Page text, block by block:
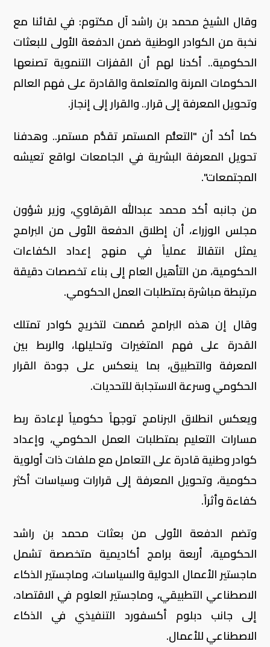
وقال الشيخ محمد بن راشد آل مكتوم: في لقائنا مع
نخبة من الكوادر الوطنية ضمن الدفعة الأولى للبعثات
الحكومية.. أكدنا لهم أن القفزات التنموية تصنعها
الحكومات المرنة والمتعلمة والقادرة على فهم العالم
وتحويل المعرفة إلى قرار.. والقرار إلى إنجاز.
كما أكد أن "التعلُّم المستمر تقدُّم مستمر.. وهدفنا
تحويل المعرفة البشرية في الجامعات لواقع تعيشه
المجتمعات".
من جانبه أكد محمد عبدالله القرقاوي، وزير شؤون
مجلس الوزراء، أن إطلاق الدفعة الأولى من البرامج
يمثل انتقالاً عملياً في منهج إعداد الكفاءات
الحكومية، من التأهيل العام إلى بناء تخصصات دقيقة
مرتبطة مباشرة بمتطلبات العمل الحكومي.
وقال إن هذه البرامج صُممت لتخريج كوادر تمتلك
القدرة على فهم المتغيرات وتحليلها، والربط بين
المعرفة والتطبيق، بما ينعكس على جودة القرار
الحكومي وسرعة الاستجابة للتحديات.
ويعكس انطلاق البرنامج توجهاً حكومياً لإعادة ربط
مسارات التعليم بمتطلبات العمل الحكومي، وإعداد
كوادر وطنية قادرة على التعامل مع ملفات ذات أولوية
حكومية، وتحويل المعرفة إلى قرارات وسياسات أكثر
كفاءة وأثراً.
وتضم الدفعة الأولى من بعثات محمد بن راشد
الحكومية، أربعة برامج أكاديمية متخصصة تشمل
ماجستير الأعمال الدولية والسياسات، وماجستير الذكاء
الاصطناعي التطبيقي، وماجستير العلوم في الاقتصاد،
إلى جانب دبلوم أكسفورد التنفيذي في الذكاء
الاصطناعي للأعمال.